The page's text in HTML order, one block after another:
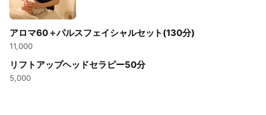
アロマ60＋パルスフェイシャルセット(130分)
11,000
リフトアップヘッドセラピー50分
5,000